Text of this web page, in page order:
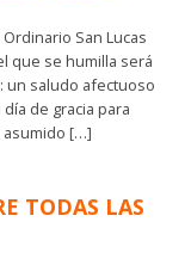
San Lucas
que se humilla será
un saludo afectuoso
de gracia para
asumido […]
TODAS LAS